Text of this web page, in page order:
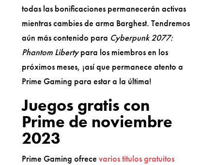
todas las bonificaciones permanecerán activas
mientras cambies de arma Barghest. Tendremos
aún más contenido para Cyberpunk 2077:
Phantom Libertypara los miembros en los
próximos meses, ¡así que permanece atento a
Prime Gaming para estar a la última!
Juegos gratis con
Prime de noviembre
2023
Prime Gaming ofrece varios títulos gratuitos